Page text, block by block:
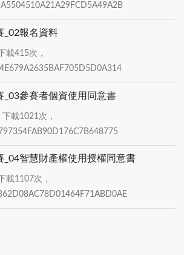
_02報名資料
載415次，
_03參賽者個資使用同意書
載1021次，
_04智慧財產權使用授權同意書
載1107次，